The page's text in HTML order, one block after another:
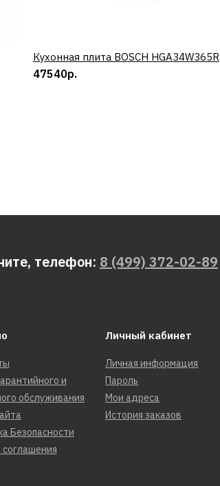
КУПИТЬ
Кухонная плита BOSCH HGA34W365R
47540р.
телефон: 8 (499) 372-02-89
и
обслуживания
Безопасности
соглашения
Личный кабинет
Личная информация
Пароль
Мои адреса
История заказов